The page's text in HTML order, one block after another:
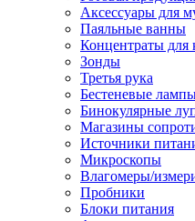
Аксессуары для
Паяльные ванны
Концентраты для
Зонды
Третья рука
Бестеневые
Бинокулярные
Магазины
Источники
Микроскопы
Влагомеры/
Пробники
Блоки питания